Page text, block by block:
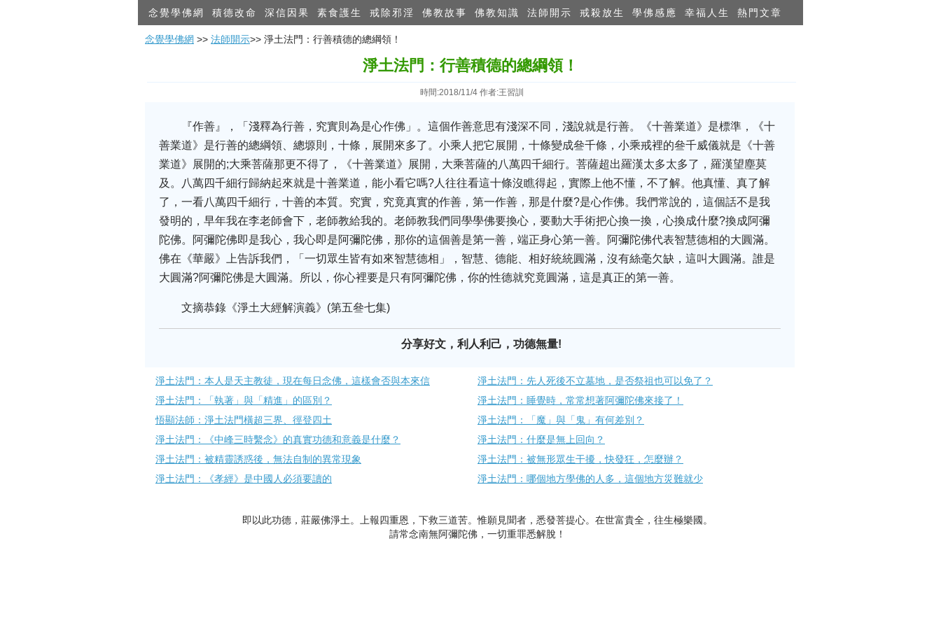
念覺學佛網 積德改命 深信因果 素食護生 戒除邪淫 佛教故事 佛教知識 法師開示 戒殺放生 學佛感應 幸福人生 熱門文章
念覺學佛網 >> 法師開示>> 淨土法門：行善積德的總綱領！
淨土法門：行善積德的總綱領！
時間:2018/11/4 作者:王習訓
『作善』，「淺釋為行善，究實則為是心作佛」。這個作善意思有淺深不同，淺說就是行善。《十善業道》是標準，《十
善業道》是行善的總綱領、總塬則，十條，展開來多了。小乘人把它展開，十條變成叄千條，小乘戒裡的叄千威儀就是《十善
業道》展開的;大乘菩薩那更不得了，《十善業道》展開，大乘菩薩的八萬四千細行。菩薩超出羅漢太多太多了，羅漢望塵莫
及。八萬四千細行歸納起來就是十善業道，能小看它嗎?人往往看這十條沒瞧得起，實際上他不懂，不了解。他真懂、真了解
了，一看八萬四千細行，十善的本質。究實，究竟真實的作善，第一作善，那是什麼?是心作佛。我們常說的，這個話不是我
發明的，早年我在李老師會下，老師教給我的。老師教我們同學學佛要換心，要動大手術把心換一換，心換成什麼?換成阿彌
陀佛。阿彌陀佛即是我心，我心即是阿彌陀佛，那你的這個善是第一善，端正身心第一善。阿彌陀佛代表智慧德相的大圓滿。
佛在《華嚴》上告訴我們，「一切眾生皆有如來智慧德相」，智慧、德能、相好統統圓滿，沒有絲毫欠缺，這叫大圓滿。誰是
大圓滿?阿彌陀佛是大圓滿。所以，你心裡要是只有阿彌陀佛，你的性德就究竟圓滿，這是真正的第一善。
文摘恭錄《淨土大經解演義》(第五叄七集)
分享好文，利人利己，功德無量!
淨土法門：本人是天主教徒，現在每日念佛，這樣會否與本來信
淨土法門：先人死後不立墓地，是否祭祖也可以免了？
淨土法門：「執著」與「精進」的區別？
淨土法門：睡覺時，常常想著阿彌陀佛來接了！
悟顯法師：淨土法門橫超三界、徑登四土
淨土法門：「魔」與「鬼」有何差別？
淨土法門：《中峰三時繫念》的真實功德和意義是什麼？
淨土法門：什麼是無上回向？
淨土法門：被精靈誘惑後，無法自制的異常現象
淨土法門：被無形眾生干擾，快發狂，怎麼辦？
淨土法門：《孝經》是中國人必須要讀的
淨土法門：哪個地方學佛的人多，這個地方災難就少
即以此功德，莊嚴佛淨土。上報四重恩，下救三道苦。惟願見聞者，悉發菩提心。在世富貴全，往生極樂國。
請常念南無阿彌陀佛，一切重罪悉解脫！